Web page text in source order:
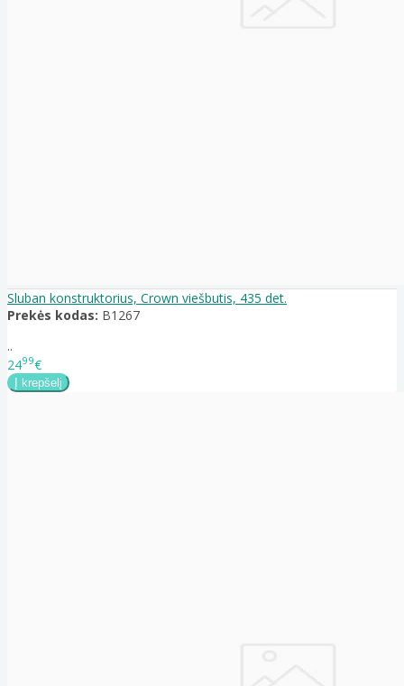
Sluban konstruktorius, Crown viešbutis, 435 det.
Prekės kodas: B1267
..
2499€